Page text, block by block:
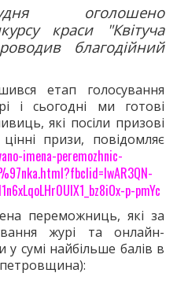
оголошено
краси "Квітуча
благодійний
етап голосування
і сьогодні ми готові
які посіли призові
призи, повідомляє
imena-peremozhnic-
p-pmYc
переможниць, які за
журі та онлайн-
у сумі найбільше балів в